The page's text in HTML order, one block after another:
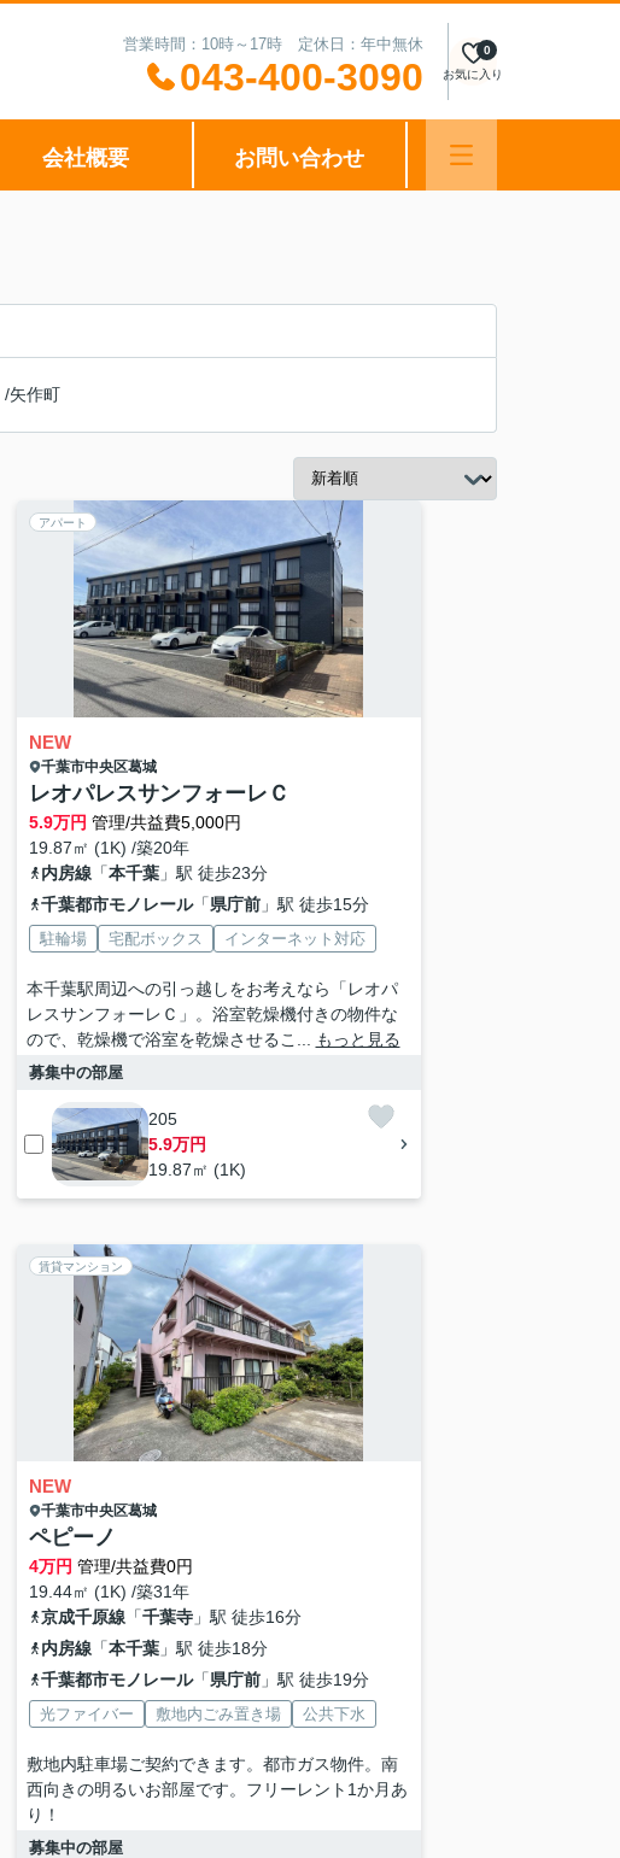
営業時間：10時～17時 定休日：年中無休
043-400-3090 お気に入り
0
会社概要 お問い合わせ
/矢作町
アパート
NEW
千葉市中央区葛城
レオパレスサンフォーレＣ
5.9万円 管理/共益費5,000円
19.87㎡ (1K) /築20年
内房線「本千葉」駅 徒歩23分
千葉都市モノレール「県庁前」駅 徒歩15分
駐輪場 宅配ボックス インターネット対応
本千葉駅周辺への引っ越しをお考えなら「レオパ
レスサンフォーレＣ」。浴室乾燥機付きの物件な
ので、乾燥機で浴室を乾燥させるこ...
もっと見る
募集中の部屋
205
5.9万円
19.87㎡ (1K)
賃貸マンション
NEW
千葉市中央区葛城
ペピーノ
4万円 管理/共益費0円
19.44㎡ (1K) /築31年
京成千原線「千葉寺」駅 徒歩16分
内房線「本千葉」駅 徒歩18分
千葉都市モノレール「県庁前」駅 徒歩19分
光ファイバー 敷地内ごみ置き場 公共下水
敷地内駐車場ご契約できます。都市ガス物件。南
西向きの明るいお部屋です。フリーレント1か月あ
り！
募集中の部屋